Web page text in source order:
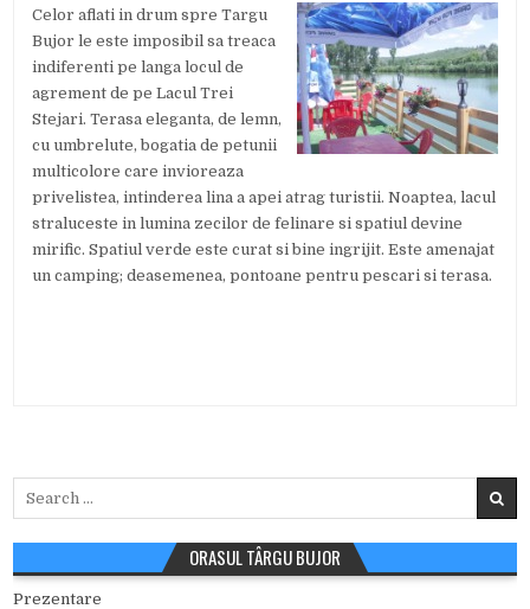
Celor aflati in drum spre Targu
Bujor le este imposibil sa treaca
indiferenti pe langa locul de
agrement de pe Lacul Trei
Stejari. Terasa eleganta, de lemn,
cu umbrelute, bogatia de petunii
multicolore care invioreaza
privelistea, intinderea lina a apei atrag turistii. Noaptea, lacul
straluceste in lumina zecilor de felinare si spatiul devine
mirific. Spatiul verde este curat si bine ingrijit. Este amenajat
un camping; deasemenea, pontoane pentru pescari si terasa.
ORASUL TÂRGU BUJOR
Prezentare